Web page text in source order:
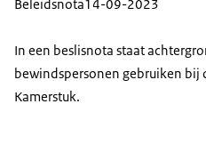
Beleidsnota14-09-2023
In een beslisnota staat
bewindspersonen gebruiken bij
Kamerstuk.